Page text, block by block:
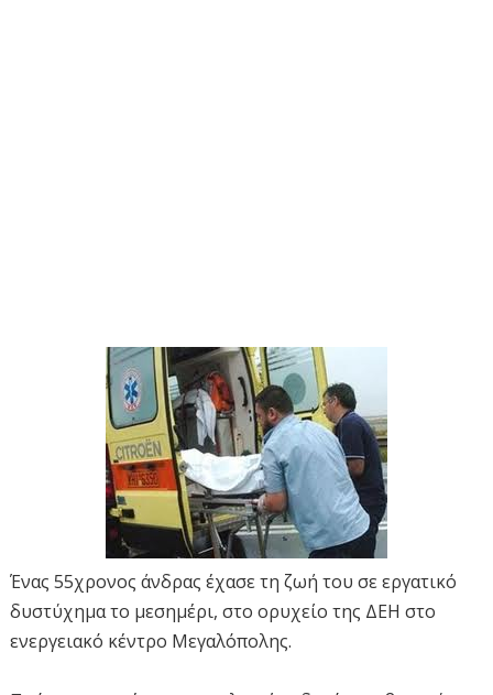
Ένας 55χρονος άνδρας έχασε τη ζωή του σε εργατικό
δυστύχημα το μεσημέρι, στο ορυχείο της ΔΕΗ στο
ενεργειακό κέντρο Μεγαλόπολης.